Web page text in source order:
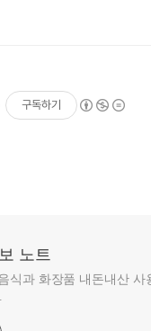
구독하기
노트
식과 화장품 내돈내산 사